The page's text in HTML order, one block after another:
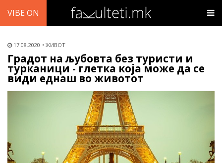
VIBE ON
17.08.2020 ЖИВОТ
Градот на љубовта без туристи и
турканици - глетка која може да се
види еднаш во животот